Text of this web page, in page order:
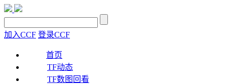
加入CCF 登录CCF
首页
TF动态
TF数图回看